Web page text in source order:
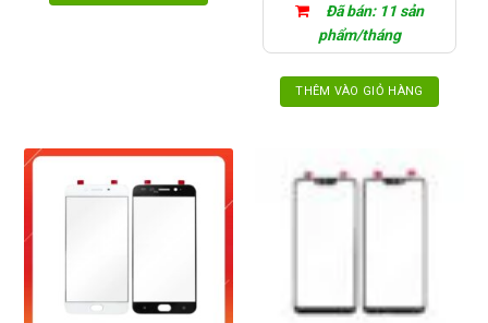
Đã bán: 11 sản
phẩm/tháng
THÊM VÀO GIỎ HÀNG